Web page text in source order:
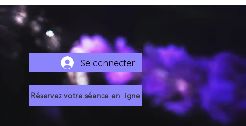
Se connecter
Réservez votre séance en ligne